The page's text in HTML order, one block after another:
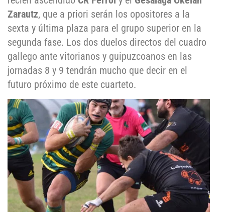
Zarautz, que a priori serán los opositores a la
sexta y última plaza para el grupo superior en la
segunda fase. Los dos duelos directos del cuadro
gallego ante vitorianos y guipuzcoanos en las
jornadas 8 y 9 tendrán mucho que decir en el
futuro próximo de este cuarteto.